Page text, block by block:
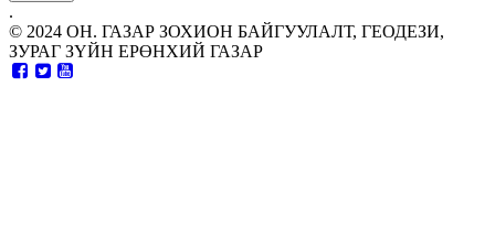
.
© 2024 ОН. ГАЗАР ЗОХИОН БАЙГУУЛАЛТ, ГЕОДЕЗИ,
ЗУРАГ ЗҮЙН ЕРӨНХИЙ ГАЗАР